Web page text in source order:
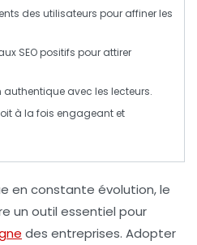
des utilisateurs pour affiner les
SEOpositifs pour attirer
authentique avec les lecteurs.
à la fois engageant et
en constante évolution, le
un outil essentiel pour
des entreprises. Adopter